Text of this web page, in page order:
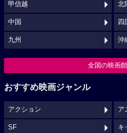
甲信越 北
中国 四
九州 沖
全国の映画
おすすめ映画ジャンル
アクション ア
SF キ